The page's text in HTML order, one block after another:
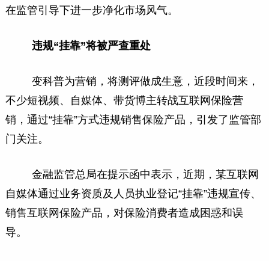
在监管引导下进一步净化市场风气。
违规“挂靠”将被严查重处
变科普为营销，将测评做成生意，近段时间来，
不少短视频、自媒体、带货博主转战互联网保险营
销，通过“挂靠”方式违规销售保险产品，引发了监管部
门关注。
金融监管总局在提示函中表示，近期，某互联网
自媒体通过业务资质及人员执业登记“挂靠”违规宣传、
销售互联网保险产品，对保险消费者造成困惑和误
导。